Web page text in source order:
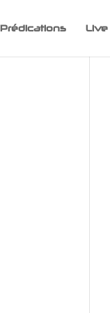
Prédications Live